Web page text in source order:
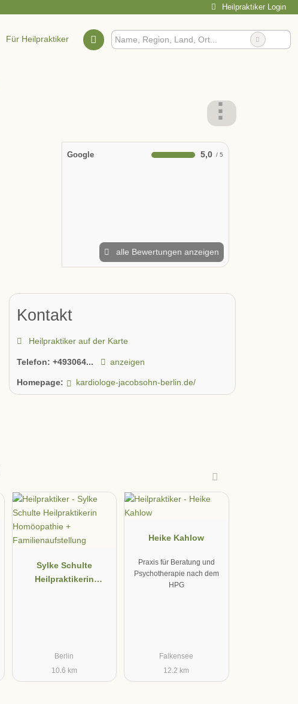
Heilpraktiker Login
Für Heilpraktiker
Google 5,0
alle Bewertungen anzeigen
Kontakt
Heilpraktiker auf der Karte
Telefon:+493064... anzeigen
Homepage: kardiologe-jacobsohn-berlin.de/
Sylke Schulte
Heilpraktikerin
Berlin
10.6 km
Heike Kahlow
Praxis für Beratung und
Psychotherapie nach dem
HPG
Falkensee
12.2 km